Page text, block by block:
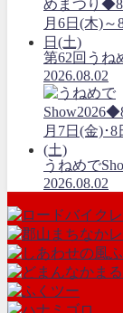
第62回うね
2026.08.02
うねめで
2026.08.02